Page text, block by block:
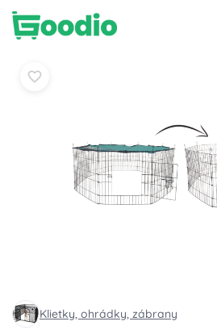
Klietky, ohrádky, zábrany
-21% 33,50 €